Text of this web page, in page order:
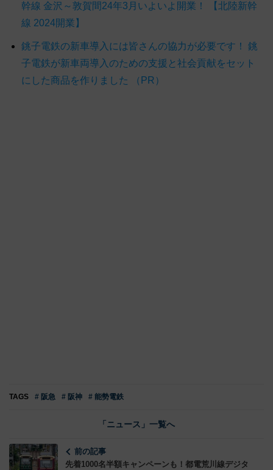
幹線 金沢～敦賀間24年3月いよいよ開業！ 【北陸新幹
線 2024開業】
銚子電鉄の新車導入には皆さんの協力が必要です！ 銚
子電鉄が新車両導入のための支援と社会貢献をセット
にした商品を作りました （PR）
TAGS # 阪急 # 阪神 # 能勢電鉄
「ニュース」一覧へ
前の記事
先着1000名半額キャンペーンも！都電荒川線デジタ